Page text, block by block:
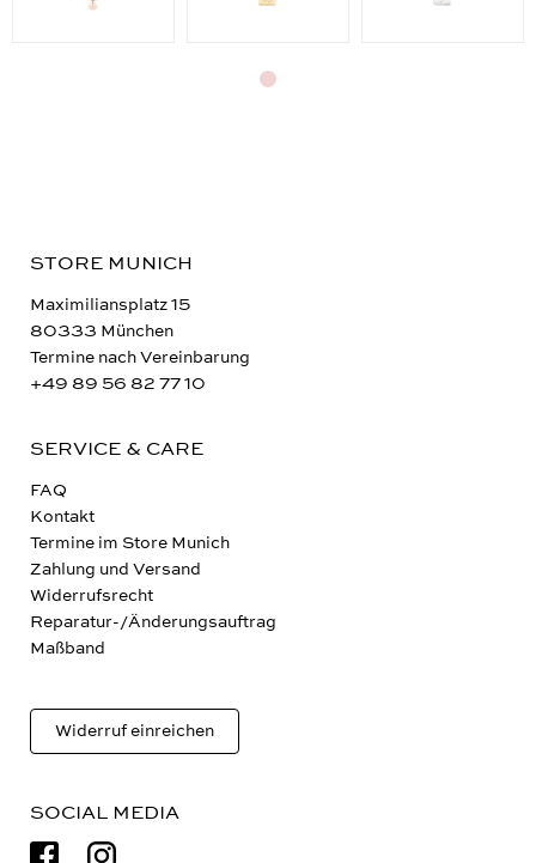
STORE MUNICH
Maximiliansplatz 15
80333 München
Termine nach Vereinbarung
+49 89 56 82 77 10
SERVICE & CARE
FAQ
Kontakt
Termine im Store Munich
Zahlung und Versand
Widerrufsrecht
Reparatur-/Änderungsauftrag
Maßband
Widerruf einreichen
SOCIAL MEDIA